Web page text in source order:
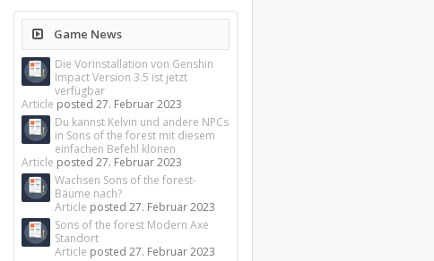
Game News
Die Vorinstallation von Genshin
Impact Version 3.5 ist jetzt
verfügbar
Article posted27. Februar 2023
Du kannst Kelvin und andere NPCs
in Sons of the forest mit diesem
einfachen Befehl klonen
Article posted27. Februar 2023
Wachsen Sons of the forest-
Bäume nach?
Article posted27. Februar 2023
Sons of the forest Modern Axe
Standort
Article posted27. Februar 2023